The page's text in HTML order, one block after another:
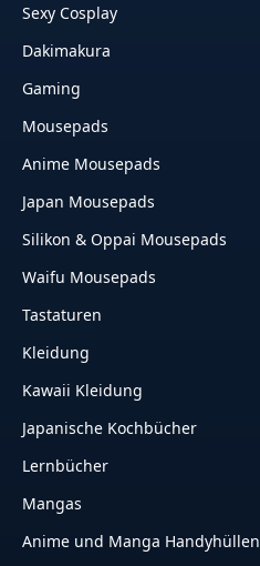
Sexy Cosplay
Dakimakura
Gaming
Mousepads
Anime Mousepads
Japan Mousepads
Silikon & Oppai Mousepads
Waifu Mousepads
Tastaturen
Kleidung
Kawaii Kleidung
Japanische Kochbücher
Lernbücher
Mangas
Anime und Manga Handyhüllen